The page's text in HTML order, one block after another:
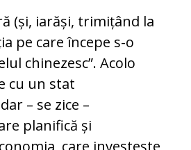
(și, iarăși, trimițând la
pe care începe s-o
chinezesc”. Acolo
cu un stat
– se zice –
planifică și